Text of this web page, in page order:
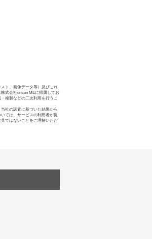
ト、画像データ等）及びこれ
式会社oricon MEに帰属してお
複製などの二次利用を行うこ
社の調査に基づいた結果から
ては、サービスの利用者が提
ではないことをご理解いただ